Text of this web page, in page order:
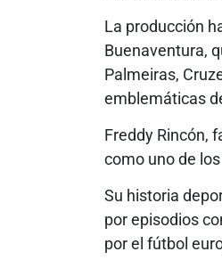
La producción
Buenaventura,
Palmeiras,
emblemáticas
Freddy Rincón,
como uno de
Su historia
por episodios
por el fútbol